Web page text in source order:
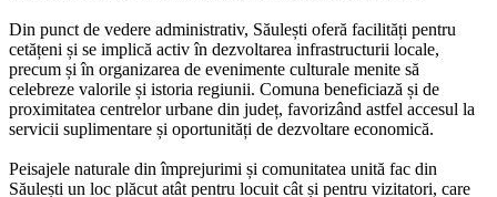
Din punct de vedere administrativ, Săulești oferă facilități pentru
cetățeni și se implică activ în dezvoltarea infrastructurii locale,
precum și în organizarea de evenimente culturale menite să
celebreze valorile și istoria regiunii. Comuna beneficiază și de
proximitatea centrelor urbane din județ, favorizând astfel accesul la
servicii suplimentare și oportunități de dezvoltare economică.
Peisajele naturale din împrejurimi și comunitatea unită fac din
Săulești un loc plăcut atât pentru locuit cât și pentru vizitatori, care